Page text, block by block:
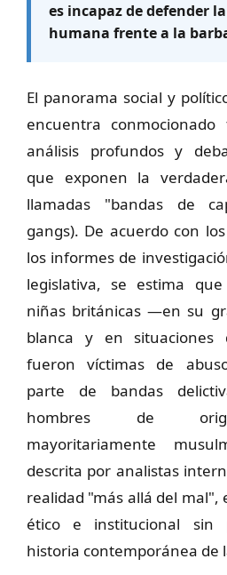
es incapaz de defender
humana frente a la
El panorama social y
encuentra
análisis profundos y
que exponen la
llamadas "bandas de
gangs). De acuerdo con
los informes de
legislativa, se estima
niñas británicas —en su
blanca y en situaciones
fueron víctimas de
parte de bandas
hombres de
mayoritariamente
descrita por analistas
realidad "más allá del mal",
ético e institucional sin
historia contemporánea de